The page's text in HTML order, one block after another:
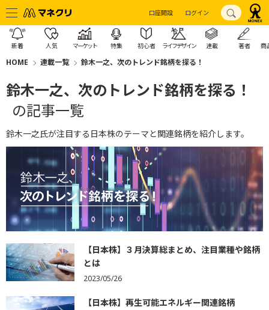
口座開設 ログイン
新着 人気 マーケット 特集 初心者 ライフデザイン 連載 著者 商
HOME 連載一覧 鈴木一之、次のトレンド銘柄を探る！
鈴木一之、次のトレンド銘柄を探る！
の記事一覧
鈴木一之氏が注目する日本株のテーマと関連銘柄を紹介します。
【日本株】３月決算総まとめ、注目業種や銘柄
とは
2023/05/26
【日本株】再生可能エネルギー関連銘柄